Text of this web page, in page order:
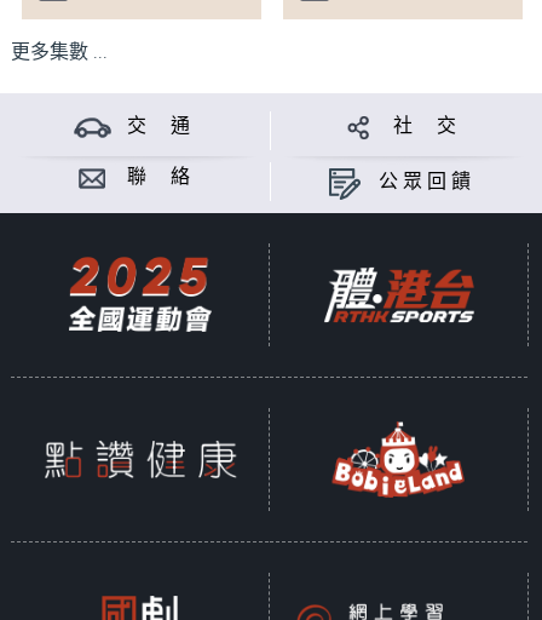
更多集數 ...
交 通 社 交
聯 絡 公眾回饋